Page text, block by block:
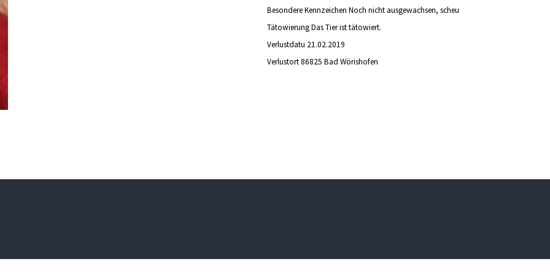
Besondere Kennzeichen Noch nicht ausgewachsen, scheu
Tätowierung Das Tier ist tätowiert.
Verlustdatu 21.02.2019
Verlustort 86825 Bad Wörishofen